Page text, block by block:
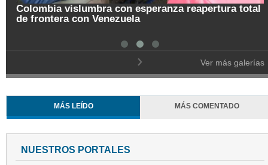
con esperanza reapertura total
Ver más galerías
MÁS LEÍDO MÁS COMENTADO
NUESTROS PORTALES